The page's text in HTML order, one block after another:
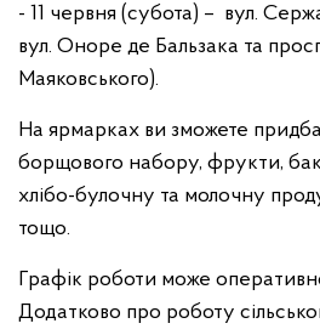
- 11 червня (субота) – вул.
вул. Оноре де Бальзака та
Маяковського).
На ярмарках ви зможете
борщового набору, фрукти,
хлібо-булочну та молочну
тощо.
Графік роботи може
Додатково про роботу